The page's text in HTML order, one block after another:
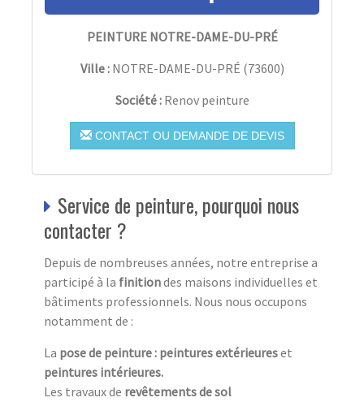
PEINTURE NOTRE-DAME-DU-PRÉ
Ville : NOTRE-DAME-DU-PRÉ (73600)
Société : Renov peinture
CONTACT OU DEMANDE DE DEVIS
Service de peinture, pourquoi nous
contacter ?
Depuis de nombreuses années, notre entreprise a
participé à la finitiondes maisons individuelles et
bâtiments professionnels. Nous nous occupons
notamment de :
La pose de peinture : peintures extérieureset
peintures intérieures.
Les travaux de revêtements de sol